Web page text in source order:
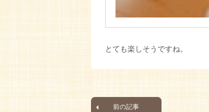
とても楽しそうですね。
前の記事